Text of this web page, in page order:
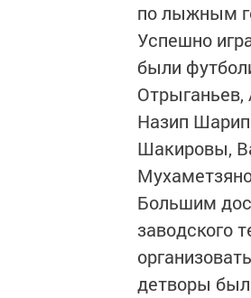
по лыжным
Успешно
были
Отрыганьев,
Назип
Шакировы,
Большим
заводского
детворы